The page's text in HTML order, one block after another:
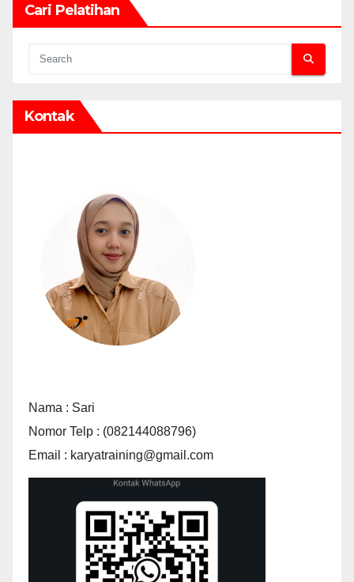
Cari Pelatihan
Kontak
Nama : Sari
Nomor Telp : (082144088796)
Email : karyatraining@gmail.com